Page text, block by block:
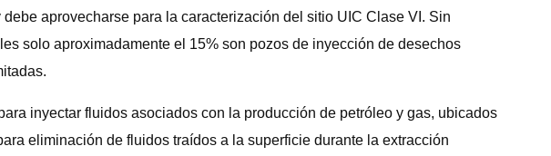
aprovecharse para la caracterización del sitio UIC Clase VI. Sin
solo aproximadamente el 15% son pozos de inyección de desechos
inyectar fluidos asociados con la producción de petróleo y gas, ubicados
eliminación de fluidos traídos a la superficie durante la extracción